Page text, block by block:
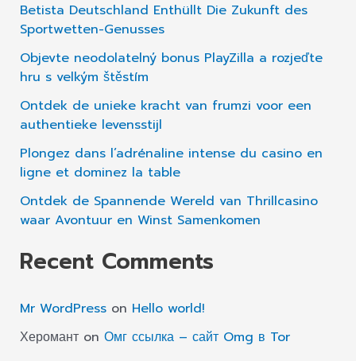
h
f
o
r
:
Betista Deutschland Enthüllt Die Zukunft des
Sportwetten-Genusses
Objevte neodolatelný bonus PlayZilla a rozjeďte
hru s velkým štěstím
Ontdek de unieke kracht van frumzi voor een
authentieke levensstijl
Plongez dans l’adrénaline intense du casino en
ligne et dominez la table
Ontdek de Spannende Wereld van Thrillcasino
waar Avontuur en Winst Samenkomen
Recent Comments
Mr WordPresson Hello world!
Херомантon Омг ссылка – сайт Omg в Tor